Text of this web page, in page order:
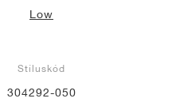
Low
Stíluskód
304292-050